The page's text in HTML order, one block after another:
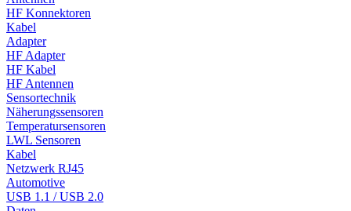
HF Konnektoren
Kabel
Adapter
HF Adapter
HF Kabel
HF Antennen
Sensortechnik
Näherungssensoren
Temperatursensoren
LWL Sensoren
Kabel
Netzwerk RJ45
Automotive
USB 1.1 / USB 2.0